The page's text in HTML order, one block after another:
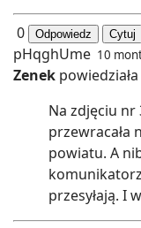
0 Odpowiedz Cytuj
pHqghUme 10
Zenek powiedziała
Na zdjęciu nr
przewracała
powiatu. A
przesyłają. I